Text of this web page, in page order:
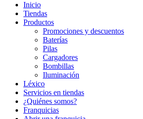
Inicio
Tiendas
Productos
Promociones y descuentos
Baterías
Pilas
Cargadores
Bombillas
Iluminación
Léxico
Servicios en tiendas
¿Quiénes somos?
Franquicias